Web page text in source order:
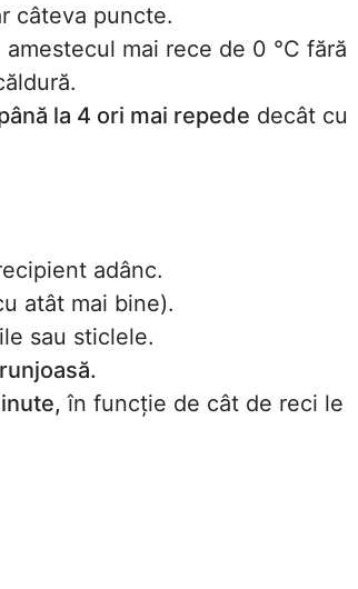
câteva puncte.
amestecul mai rece de 0 °C fără
la 4 ori mai repede decât cu
adânc.
atât mai bine).
sau sticlele.
în funcție de cât de reci le